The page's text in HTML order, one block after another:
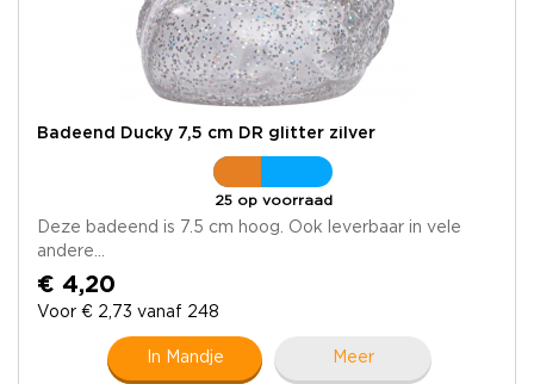
Badeend Ducky 7,5 cm DR glitter zilver
25 op voorraad
Deze badeend is 7.5 cm hoog. Ook leverbaar in vele
andere...
€ 4,20
Voor € 2,73 vanaf 248
In Mandje Meer